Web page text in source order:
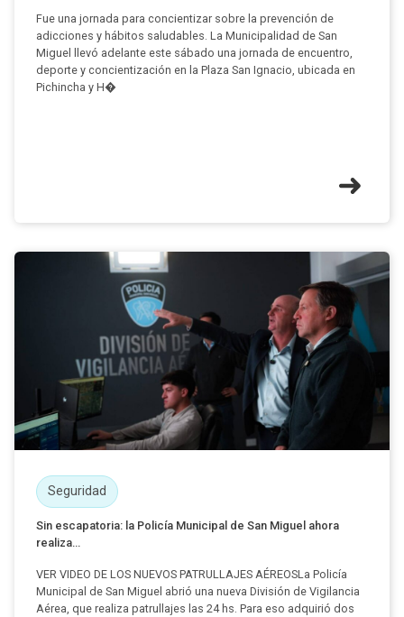
Fue una jornada para concientizar sobre la prevención de
adicciones y hábitos saludables. La Municipalidad de San
Miguel llevó adelante este sábado una jornada de encuentro,
deporte y concientización en la Plaza San Ignacio, ubicada en
Pichincha y H�
Seguridad
Sin escapatoria: la Policía Municipal de San Miguel ahora
realiza...
VER VIDEO DE LOS NUEVOS PATRULLAJES AÉREOSLa Policía
Municipal de San Miguel abrió una nueva División de Vigilancia
Aérea, que realiza patrullajes las 24 hs. Para eso adquirió dos